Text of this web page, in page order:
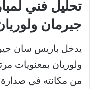
تحليل فني
جيرمان
يدخل باريس سان
ولوريان بمعنويات
من مكانته في